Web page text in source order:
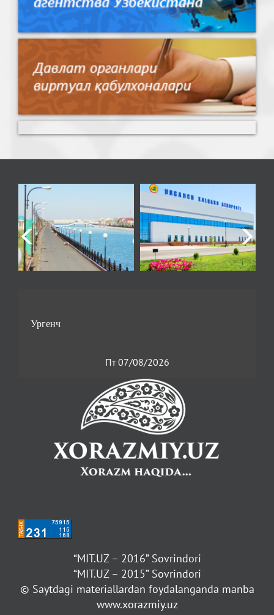
Пт 07/08/2026
“MIT.UZ – 2016” Sovrindori
“MIT.UZ – 2015” Sovrindori
© Saytdagi materiallardan foydalanganda manba
www.xorazmiy.uz